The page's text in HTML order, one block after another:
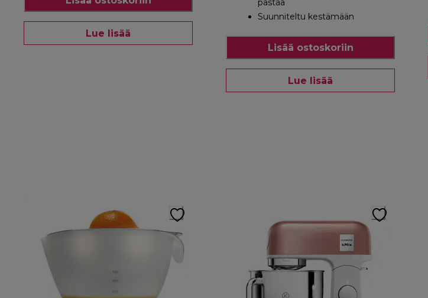
Lue lisää
pastaa
Suunniteltu kestämään
Lisää ostoskoriin
Lue lisää